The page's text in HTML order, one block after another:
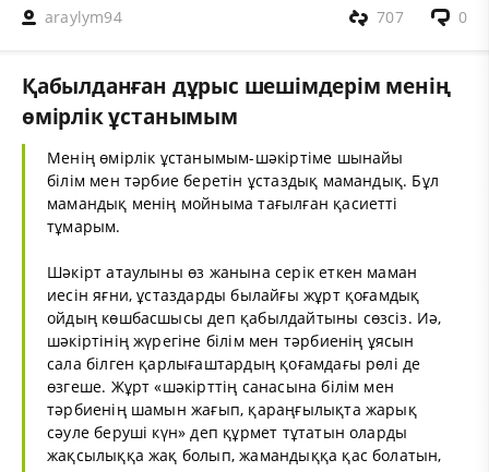
araylym94 0
707
Қабылданған дұрыс шешімдерім менің
өмірлік ұстанымым
Менің өмірлік ұстанымым-шәкіртіме шынайы
білім мен тәрбие беретін ұстаздық мамандық. Бұл
мамандық менің мойныма тағылған қасиетті
тұмарым.
Шәкірт атаулыны өз жанына серік еткен маман
иесін яғни, ұстаздарды былайғы жұрт қоғамдық
ойдың көшбасшысы деп қабылдайтыны сөзсіз. Иә,
шәкіртінің жүрегіне білім мен тәрбиенің ұясын
сала білген қарлығаштардың қоғамдағы рөлі де
өзгеше. Жұрт «шәкірттің санасына білім мен
тәрбиенің шамын жағып, қараңғылықта жарық
сәуле беруші күн» деп құрмет тұтатын оларды
жақсылыққа жақ болып, жамандыққа қас болатын,